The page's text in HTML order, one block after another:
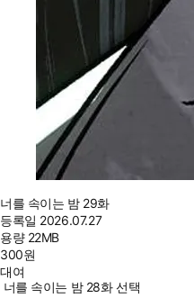
너를 속이는 밤 29화
등록일 2026.07.27
용량 22MB
300원
대여
너를 속이는 밤 28화 선택